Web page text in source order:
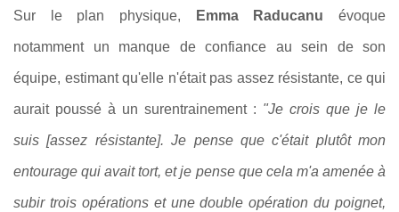
Sur le plan physique, Emma Raducanu évoque
notamment un manque de confiance au sein de son
équipe, estimant qu'elle n'était pas assez résistante, ce qui
aurait poussé à un surentrainement : "Je crois que je le
suis [assez résistante]. Je pense que c'était plutôt mon
entourage qui avait tort, et je pense que cela m'a amenée à
subir trois opérations et une double opération du poignet,